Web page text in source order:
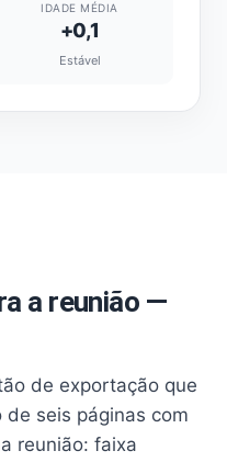
IDADE MÉDIA
+0,1
Estável
a reunião —
de exportação que
seis páginas com
reunião: faixa